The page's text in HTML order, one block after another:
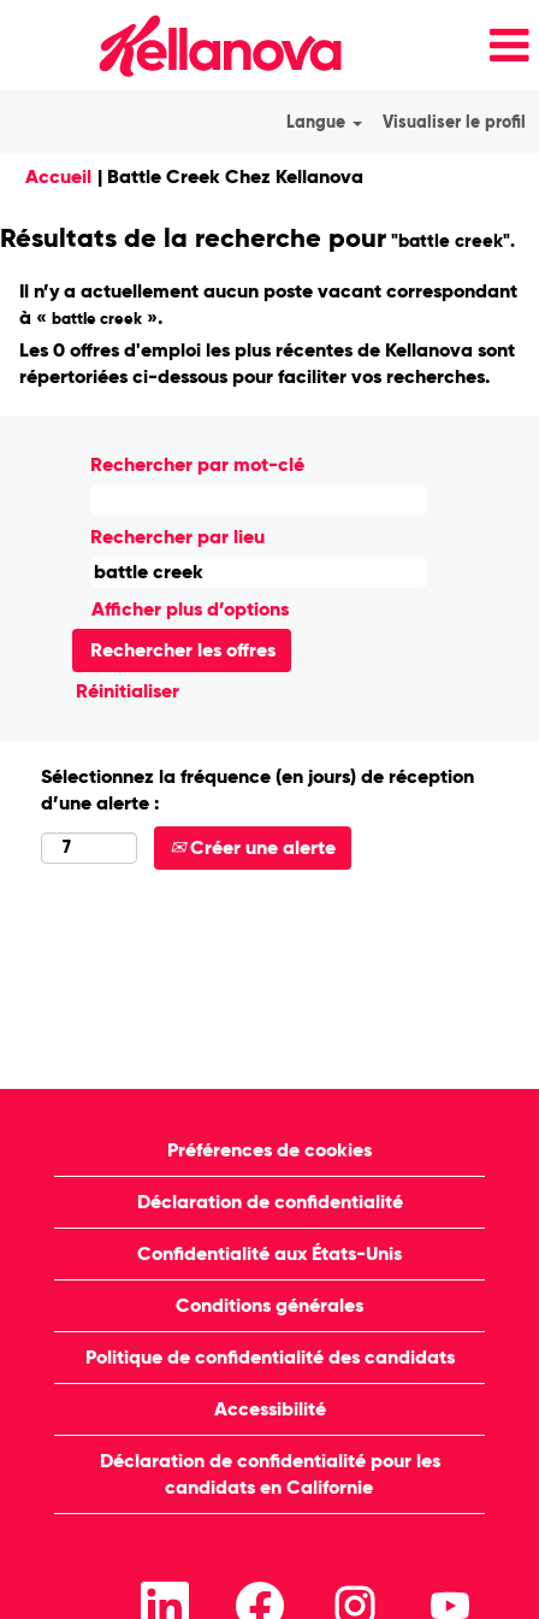
Langue Visualiser le profil
Accueil | Battle Creek Chez Kellanova(page
Résultats de la recherche pour "battle creek".
Il n’y a actuellement aucun poste vacant correspondant
à « battle creek ».
Les 0 offres d'emploi les plus récentes de Kellanova sont
répertoriées ci-dessous pour faciliter vos recherches.
Rechercher par mot-clé
Rechercher par lieu
Afficher plus d’options
Réinitialiser
Sélectionnez la fréquence (en jours) de réception
d’une alerte :
Créer une alerte
Préférences de cookies
Déclaration de confidentialité
Confidentialité aux États-Unis
Conditions générales
Politique de confidentialité des candidats
Accessibilité
Déclaration de confidentialité pour les
candidats en Californie
S